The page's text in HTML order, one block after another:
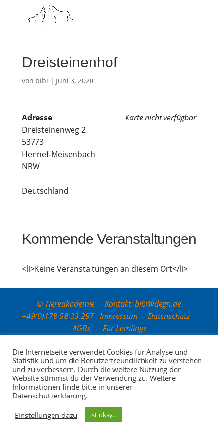
Dreist­ei­nen­hof
von bibi | Juni 3, 2020
Kar­te nicht verfügbar
Adres­se
Dreist­ei­nen­weg 2
53773
Hennef-Meisenbach
NRW
Deutschland
Kom­men­de Veranstaltungen
<li>Keine Ver­an­stal­tun­gen an die­sem Ort</li>
© Tiereakademie Kontakt: bibi@degn.de
+49(0)178 58 33 297 Impressum - Datenschutz-
AGBs -Für Lernlinge
Die Internetseite verwendet Cookies für Analyse und
Statistik und um die Benutzerfreundlichkeit zu verstehen
und zu verbessern. Durch die weitere Nutzung der
Website stimmst du der Verwendung zu. Weitere
Informationen finde bitte in unserer
Datenschutzerklärung.
Einstellungen dazu
ist okay..